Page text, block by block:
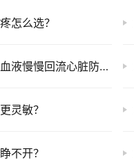
怎么选？
为什么运动后不能立刻坐下？让血液慢慢回流心脏防止体位性低血压
灵敏？
不开？